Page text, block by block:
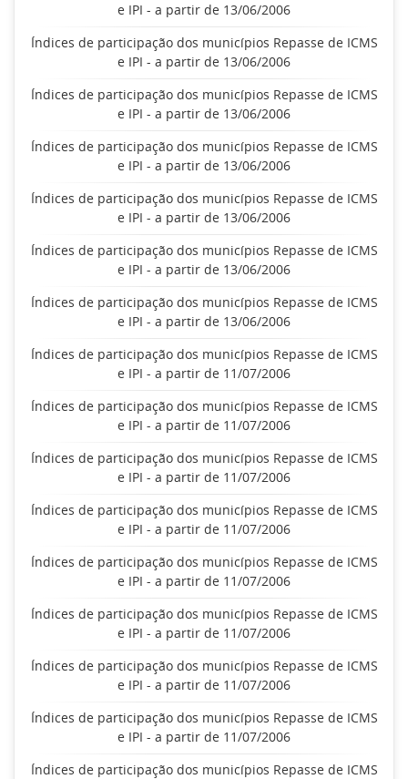
e IPI - a partir de 13/06/2006
Índices de participação dos municípios Repasse de ICMS
e IPI - a partir de 13/06/2006
Índices de participação dos municípios Repasse de ICMS
e IPI - a partir de 13/06/2006
Índices de participação dos municípios Repasse de ICMS
e IPI - a partir de 13/06/2006
Índices de participação dos municípios Repasse de ICMS
e IPI - a partir de 13/06/2006
Índices de participação dos municípios Repasse de ICMS
e IPI - a partir de 13/06/2006
Índices de participação dos municípios Repasse de ICMS
e IPI - a partir de 13/06/2006
Índices de participação dos municípios Repasse de ICMS
e IPI - a partir de 11/07/2006
Índices de participação dos municípios Repasse de ICMS
e IPI - a partir de 11/07/2006
Índices de participação dos municípios Repasse de ICMS
e IPI - a partir de 11/07/2006
Índices de participação dos municípios Repasse de ICMS
e IPI - a partir de 11/07/2006
Índices de participação dos municípios Repasse de ICMS
e IPI - a partir de 11/07/2006
Índices de participação dos municípios Repasse de ICMS
e IPI - a partir de 11/07/2006
Índices de participação dos municípios Repasse de ICMS
e IPI - a partir de 11/07/2006
Índices de participação dos municípios Repasse de ICMS
e IPI - a partir de 11/07/2006
Índices de participação dos municípios Repasse de ICMS